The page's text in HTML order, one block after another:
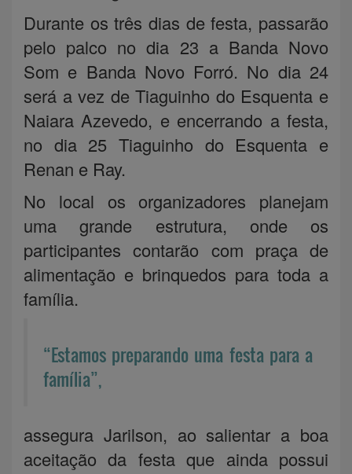
Durante os três dias de festa, passarão
pelo palco no dia 23 a Banda Novo
Som e Banda Novo Forró. No dia 24
será a vez de Tiaguinho do Esquenta e
Naiara Azevedo, e encerrando a festa,
no dia 25 Tiaguinho do Esquenta e
Renan e Ray.
No local os organizadores planejam
uma grande estrutura, onde os
participantes contarão com praça de
alimentação e brinquedos para toda a
família.
“Estamos preparando uma festa para a
família”,
assegura Jarilson, ao salientar a boa
aceitação da festa que ainda possui